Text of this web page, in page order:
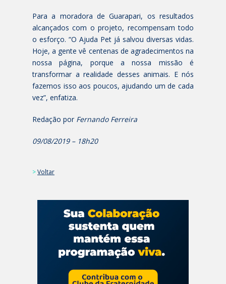
Para a moradora de Guarapari, os resultados
alcançados com o projeto, recompensam todo
o esforço. “O Ajuda Pet já salvou diversas vidas.
Hoje, a gente vê centenas de agradecimentos na
nossa página, porque a nossa missão é
transformar a realidade desses animais. E nós
fazemos isso aos poucos, ajudando um de cada
vez”, enfatiza.
Redação por Fernando Ferreira
09/08/2019 – 18h20
>Voltar